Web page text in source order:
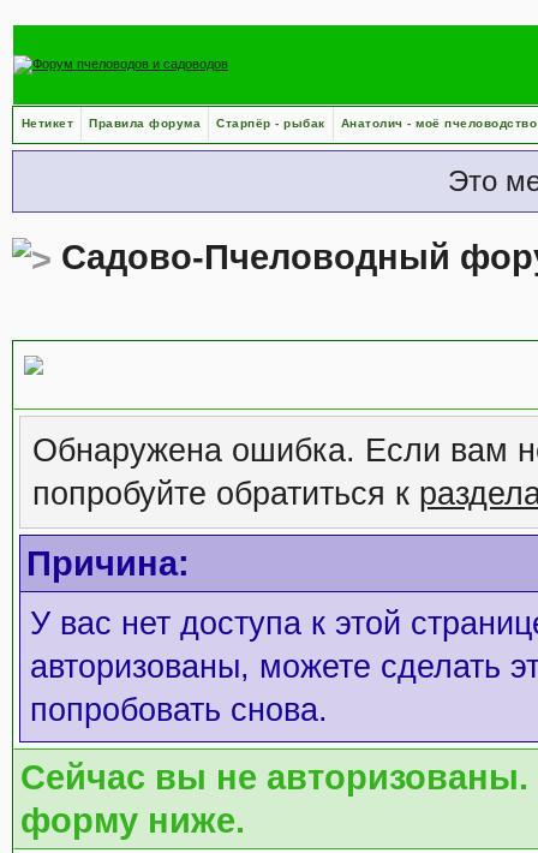
Нетикет Правила форума Старпёр - рыбак Анатолич - моё пчеловодство
Это
Садово-Пчеловодный
Обнаружена ошибка. Если вам
попробуйте обратиться к
Причина:
У вас нет доступа к этой
авторизованы, можете сделать
попробовать снова.
Сейчас вы не авторизованы.
форму ниже.